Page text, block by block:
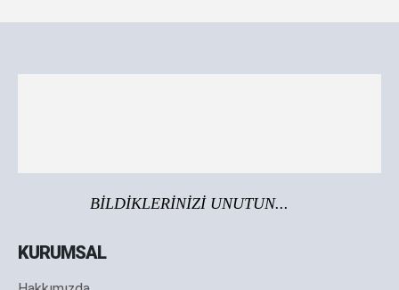
BİLDİKLERİNİZİ UNUTUN...
KURUMSAL